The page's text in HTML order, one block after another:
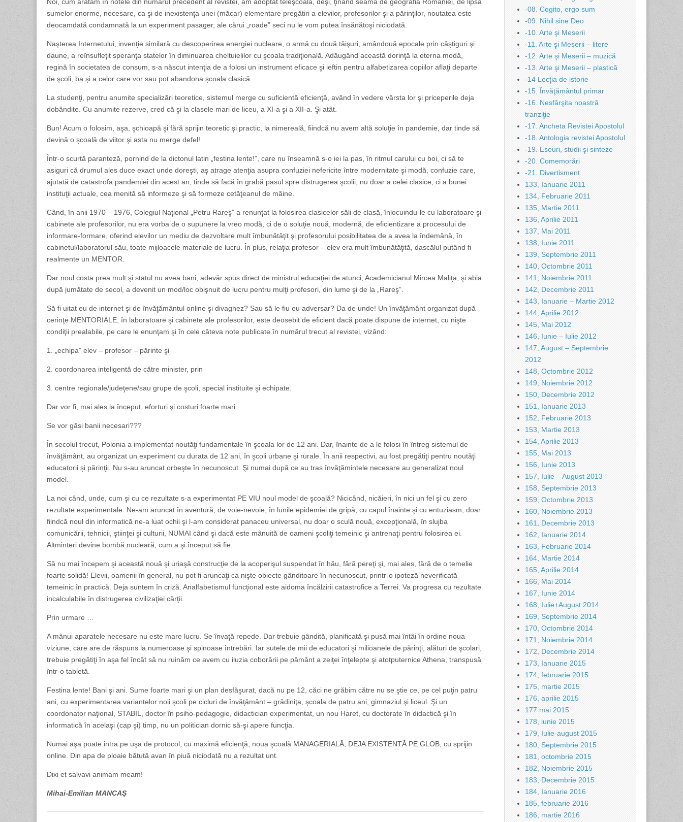
sumelor enorme, necesare, ca şi de inexistenţa unei (măcar) elementare pregătiri a elevilor, profesorilor şi a părinţilor, noutatea este
deocamdată condamnată la un experiment pasager, ale cărui „roade” seci nu le vom putea însănătoşi niciodată.
Naşterea Internetului, invenţie similară cu descoperirea energiei nucleare, o armă cu două tăişuri, amândouă epocale prin câştiguri şi
daune, a reînsufleţit speranţa statelor în diminuarea cheltuielilor cu şcoala tradiţională. Adăugând această dorinţă la eterna modă,
regină în societatea de consum, s-a născut intenţia de a folosi un instrument eficace şi ieftin pentru alfabetizarea copiilor aflaţi departe
de şcoli, ba şi a celor care vor sau pot abandona şcoala clasică.
La studenţi, pentru anumite specializări teoretice, sistemul merge cu suficientă eficienţă, având în vedere vârsta lor şi priceperile deja
dobândite. Cu anumite rezerve, cred că şi la clasele mari de liceu, a XI-a şi a XII-a. Şi atât.
Bun! Acum o folosim, aşa, şchioapă şi fără sprijin teoretic şi practic, la nimereală, fiindcă nu avem altă soluţie în pandemie, dar tinde să
devină o şcoală de viitor şi asta nu merge defel!
Într-o scurtă paranteză, pornind de la dictonul latin „festina lente!”, care nu înseamnă s-o iei la pas, în ritmul carului cu boi, ci să te
asiguri că drumul ales duce exact unde doreşti, aş atrage atenţia asupra confuziei nefericite între modernitate şi modă, confuzie care,
ajutată de catastrofa pandemiei din acest an, tinde să facă în grabă pasul spre distrugerea şcolii, nu doar a celei clasice, ci a bunei
instituţii actuale, cea menită să informeze şi să formeze cetăţeanul de mâine.
Când, în anii 1970 – 1976, Colegiul Naţional „Petru Rareş” a renunţat la folosirea clasicelor săli de clasă, înlocuindu-le cu laboratoare şi
cabinete ale profesorilor, nu era vorba de o supunere la vreo modă, ci de o soluţie nouă, modernă, de eficientizare a procesului de
informare-formare, oferind elevilor un mediu de dezvoltare mult îmbunătăţit şi profesorului posibilitatea de a avea la îndemână, în
cabinetul/laboratorul său, toate mijloacele materiale de lucru. În plus, relaţia profesor – elev era mult îmbunătăţită, dascălul putând fi
realmente un MENTOR.
Dar noul costa prea mult şi statul nu avea bani, adevăr spus direct de ministrul educaţiei de atunci, Academicianul Mircea Maliţa; şi abia
după jumătate de secol, a devenit un mod/loc obişnuit de lucru pentru mulţi profesori, din lume şi de la „Rareş”.
Să fi uitat eu de internet şi de învăţământul online şi divaghez? Sau să le fiu eu adversar? Da de unde! Un învăţământ organizat după
cerinţe MENTORIALE, în laboratoare şi cabinete ale profesorilor, este deosebit de eficient dacă poate dispune de internet, cu nişte
condiţii prealabile, pe care le enunţam şi în cele câteva note publicate în numărul trecut al revistei, vizând:
1. „echipa” elev – profesor – părinte şi
2. coordonarea inteligentă de către minister, prin
3. centre regionale/judeţene/sau grupe de şcoli, special instituite şi echipate.
Dar vor fi, mai ales la început, eforturi şi costuri foarte mari.
Se vor găsi banii necesari???
În secolul trecut, Polonia a implementat noutăţi fundamentale în şcoala lor de 12 ani. Dar, înainte de a le folosi în întreg sistemul de
învăţământ, au organizat un experiment cu durata de 12 ani, în şcoli urbane şi rurale. În anii respectivi, au fost pregătiţi pentru noutăţi
educatorii şi părinţii. Nu s-au aruncat orbeşte în necunoscut. Şi numai după ce au tras învăţămintele necesare au generalizat noul
model.
La noi când, unde, cum şi cu ce rezultate s-a experimentat PE VIU noul model de şcoală? Nicicând, nicăieri, în nici un fel şi cu zero
rezultate experimentale. Ne-am aruncat în aventură, de voie-nevoie, în lunile epidemiei de gripă, cu capul înainte şi cu entuziasm, doar
fiindcă noul din informatică ne-a luat ochii şi l-am considerat panaceu universal, nu doar o sculă nouă, excepţională, în slujba
comunicării, tehnicii, ştiinţei şi culturii, NUMAI când şi dacă este mânuită de oameni şcoliţi temeinic şi antrenaţi pentru folosirea ei.
Altminteri devine bombă nucleară, cum a şi început să fie.
Să nu mai începem şi această nouă şi uriaşă construcţie de la acoperişul suspendat în hău, fără pereţi şi, mai ales, fără de o temelie
foarte solidă! Elevii, oamenii în general, nu pot fi aruncaţi ca nişte obiecte gânditoare în necunoscut, printr-o ipoteză neverificată
temeinic în practică. Deja suntem în criză. Analfabetismul funcţional este aidoma încălzirii catastrofice a Terrei. Va progresa cu rezultate
incalculabile în distrugerea civilizaţiei cărţii.
Prin urmare …
A mânui aparatele necesare nu este mare lucru. Se învaţă repede. Dar trebuie gândită, planificată şi pusă mai întâi în ordine noua
viziune, care are de răspuns la numeroase şi spinoase întrebări. Iar sutele de mii de educatori şi milioanele de părinţi, alături de şcolari,
trebuie pregătiţi în aşa fel încât să nu ruinăm ce avem cu iluzia coborârii pe pământ a zeiţei înţelepte şi atotputernice Athena, transpusă
într-o tabletă.
Festina lente! Bani şi ani. Sume foarte mari şi un plan desfăşurat, dacă nu pe 12, căci ne grăbim către nu se ştie ce, pe cel puţin patru
ani, cu experimentarea variantelor noii şcoli pe cicluri de învăţământ – grădiniţa, şcoala de patru ani, gimnaziul şi liceul. Şi un
coordonator naţional, STABIL, doctor în psiho-pedagogie, didactician experimentat, un nou Haret, cu doctorate în didactică şi în
informatică în acelaşi (cap şi) timp, nu un politician dornic să-şi apere funcţia.
Numai aşa poate intra pe uşa de protocol, cu maximă eficienţă, noua şcoală MANAGERIALĂ, DEJA EXISTENTĂ PE GLOB, cu sprijin
online. Din apa de ploaie bătută avan în piuă niciodată nu a rezultat unt.
Dixi et salvavi animam meam!
Mihai-Emilian MANCAŞ
-08. Cogito, ergo sum
-09. Nihil sine Deo
-10. Arte şi Meserii
-11. Arte şi Meserii – litere
-12. Arte şi Meserii – muzică
-13. Arte şi Meserii – plastică
-14 Lecţia de istorie
-15. Învăţământul primar
-16. Nesfârşita noastră
tranziţie
-17. Ancheta Revistei Apostolul
-18. Antologia revistei Apostolul
-19. Eseuri, studii şi sinteze
-20. Comemorări
-21. Divertisment
133, Ianuarie 2011
134, Februarie 2011
135, Martie 2011
136, Aprilie 2011
137, Mai 2011
138, Iunie 2011
139, Septembrie 2011
140, Octombrie 2011
141, Noiembrie 2011
142, Decembrie 2011
143, Ianuarie – Martie 2012
144, Aprilie 2012
145, Mai 2012
146, Iunie – Iulie 2012
147, August – Septembrie
2012
148, Octombrie 2012
149, Noiembrie 2012
150, Decembrie 2012
151, Ianuarie 2013
152, Februarie 2013
153, Martie 2013
154, Aprilie 2013
155, Mai 2013
156, Iunie 2013
157, Iulie – August 2013
158, Septembrie 2013
159, Octombrie 2013
160, Noiembrie 2013
161, Decembrie 2013
162, Ianuarie 2014
163, Februarie 2014
164, Martie 2014
165, Aprilie 2014
166, Mai 2014
167, Iunie 2014
168, Iulie+August 2014
169, Septembrie 2014
170, Octombrie 2014
171, Noiembrie 2014
172, Decembrie 2014
173, Ianuarie 2015
174, februarie 2015
175, martie 2015
176, aprilie 2015
177 mai 2015
178, iunie 2015
179, Iulie-august 2015
180, Septembrie 2015
181, octombrie 2015
182, Noiembrie 2015
183, Decembrie 2015
184, Ianuarie 2016
185, februarie 2016
186, martie 2016